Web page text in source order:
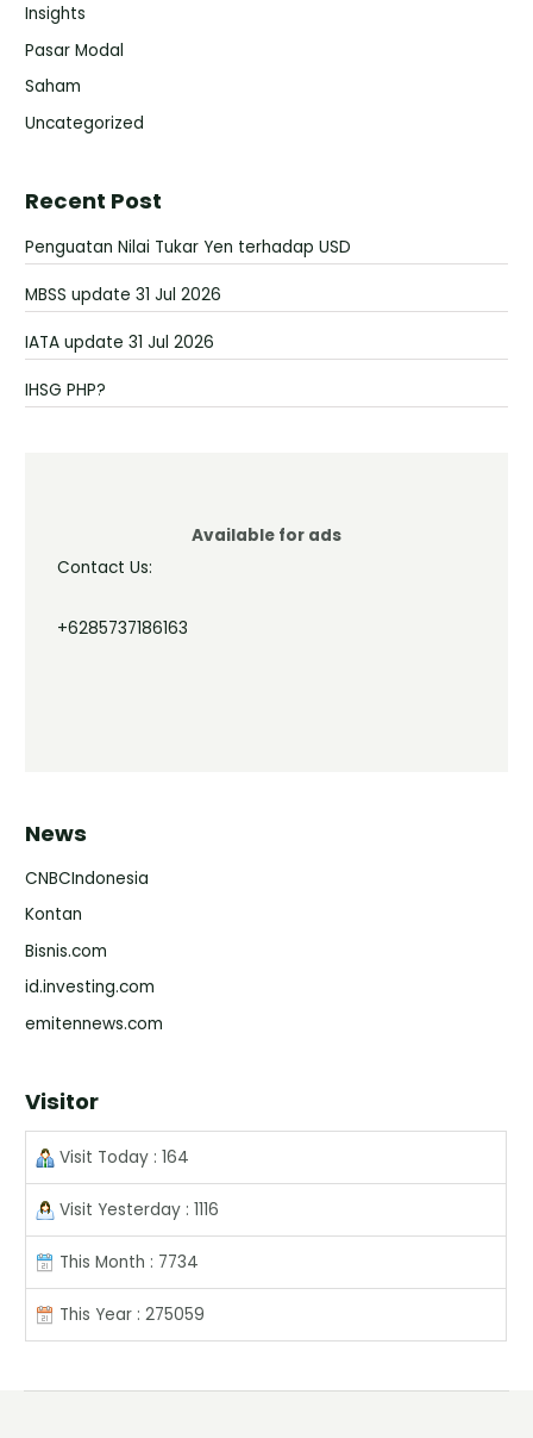
Insights
Pasar Modal
Saham
Uncategorized
Recent Post
Penguatan Nilai Tukar Yen terhadap USD
MBSS update 31 Jul 2026
IATA update 31 Jul 2026
IHSG PHP?
Available for ads
Contact Us:
+6285737186163
News
CNBCIndonesia
Kontan
Bisnis.com
id.investing.com
emitennews.com
Visitor
Visit Today : 164
Visit Yesterday : 1116
This Month : 7734
This Year : 275059